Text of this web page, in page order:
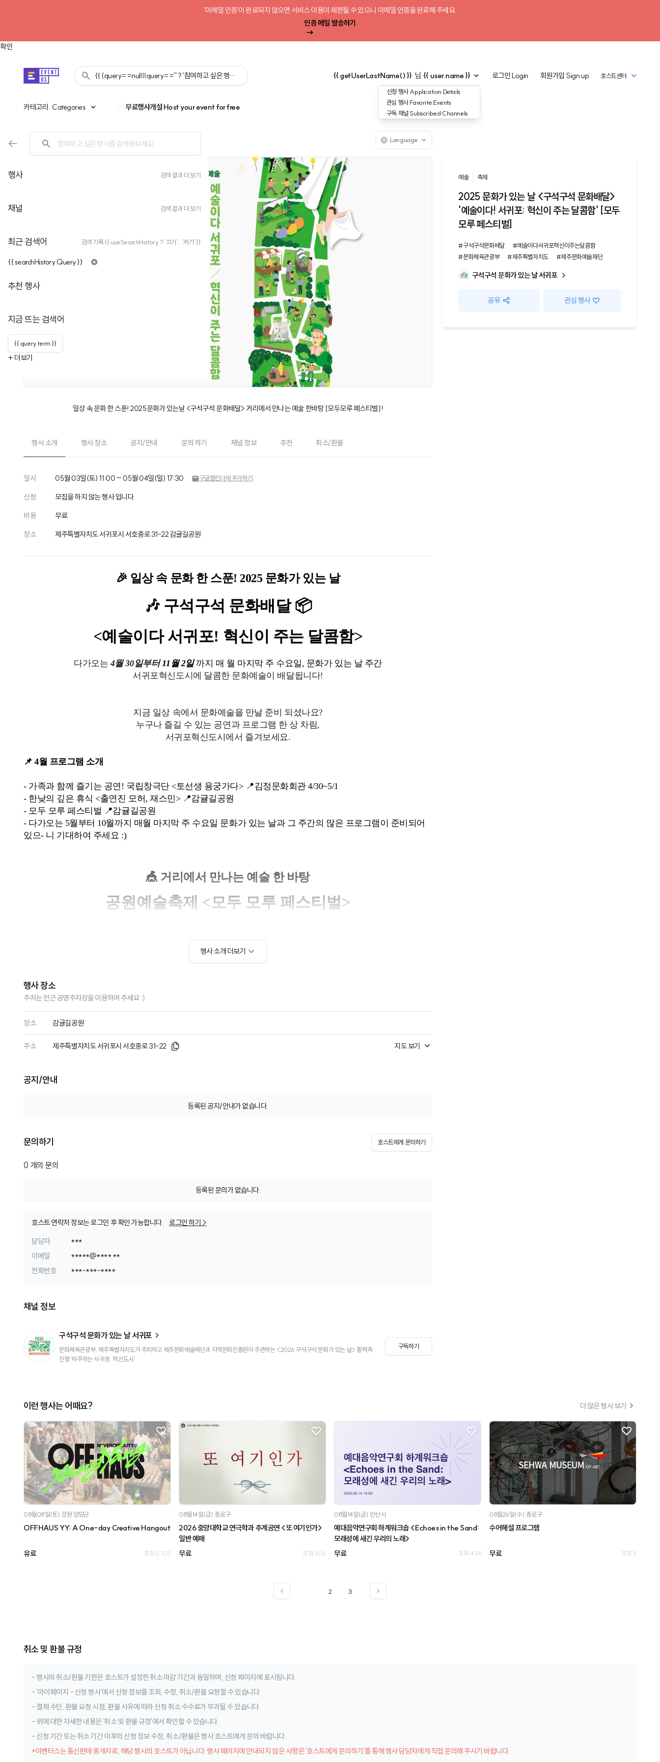
'이메일 인증'이 완료되지 않으면 서비스 이용이 제한될 수 있으니 이메일 인증을 완료해 주세요.
인증 메일 발송하기
확인
{{ (query==null||query=='' ? '참여하고 싶은 행사를 검색해 보세요':query) }} {{ getUserLastName() }} 님 {{ user.name }}
신청 행사Application Details
관심 행사Favorite Events
구독 채널 Subscribed Channels
로그인Login 회원가입 Sign up 호스트센터
카테고리 Categories
카테고리 | 무료행사개설 Host your event for free
행사 검색 결과 더 보기
채널 검색 결과 더 보기
최근 검색어 검색 기록 {{ useSearchHistory ? '끄기' : '켜기' }}
{{ searchHistory.Query }}
추천 행사
지금 뜨는 검색어
{{ query.term }}
+ 더보기
Language
일상 속 문화 한 스푼! 2025문화가 있는날 <구석구석 문화배달> 거리에서 만나는 예술 한바탕 [모두모루 페스티벌]!
예술 축제
2025 문화가 있는 날 <구석구석 문화배달>
'예술이다! 서귀포: 혁신이 주는 달콤함' [모두
모루 페스티벌]
#구석구석문화배달
#예술이다서귀포혁신이주는달콤함
#문화체육관광부
#제주특별자치도 #제주문화예술재단
구석구석 문화가 있는 날 서귀포
공유 관심 행사
행사 소개 행사 장소 공지/안내 문의 하기 채널 정보 추천 취소/환불
일시 05월 03일(토) 11:00 ~ 05월 04일(일) 17:30 구글캘린더에 추가하기
신청
모집을 하지 않는 행사 입니다.
비용
무료
장소
제주특별자치도 서귀포시 서호중로 31-22 감귤길공원
행사 소개 더보기
행사 장소
주차는 인근 공영주차장을 이용하여 주세요 :)
장소 감귤길공원
주소 제주특별자치도 서귀포시 서호중로 31-22 지도 보기
공지/안내
등록된 공지/안내가 없습니다.
문의하기 호스트에게 문의하기
0 개의 문의
등록된 문의가 없습니다.
호스트 연락처 정보는 로그인 후 확인 가능합니다.
로그인 하기 >
담당자
***
이메일
*****@****.**
전화번호
***-***-****
채널 정보
구석구석 문화가 있는 날 서귀포
문화체육관광부, 제주특별자치도가 주최하고 제주문화예술재단과 지역문화진흥원이 주관하는 <2026 구석구석 문화가 있는 날> 활력촉
진형 '마주하는 서귀포: 혁신도시'
구독하기
이런 행사는 어때요? 더 많은 행사 보기
08월08일(토) 강원 양양군
OFFHAUS YY: A One-day Creative Hangout
유료 조회 2,103
08월14일(금) 종로구
2026 중앙대학교 연극학과 추계공연 <또 여기인가>
일반 예매
무료
조회 306
08월14일(금) 안산시
예대음악연구회 하계워크숍 <Echoes in the Sand:
모래성에 새긴 우리의 노래>
무료
조회 434
08월26일(수) 종로구
수어해설 프로그램
무료 조회 3
2 3
취소 및 환불 규정
- 행사의 취소/환불 기한은 호스트가 설정한 취소 마감 기간과 동일하며, 신청 페이지에 표시됩니다.
- '마이페이지 - 신청 행사'에서 신청 정보를 조회, 수정, 취소/환불 요청할 수 있습니다.
- 결제 수단, 환불 요청 시점, 환불 사유에 따라 신청 취소 수수료가 부과될 수 있습니다.
- 위에 대한 자세한 내용은 '취소 및 환불 규정'에서 확인할 수 있습니다.
- 신청 기간 또는 취소 기간 이후의 신청 정보 수정, 취소/환불은 행사 호스트에게 문의 바랍니다.
*이벤터스는 통신판매 중개자로, 해당 행사의 호스트가 아닙니다. 행사 페이지에 안내되지 않은 사항은 '호스트에게 문의하기'를 통해 행사 담당자에게 직접 문의해 주시기 바랍니다.